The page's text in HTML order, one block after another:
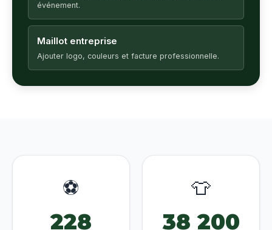
événement.
Maillot entreprise
Ajouter logo, couleurs et facture professionnelle.
⚽
228
👕
38 200